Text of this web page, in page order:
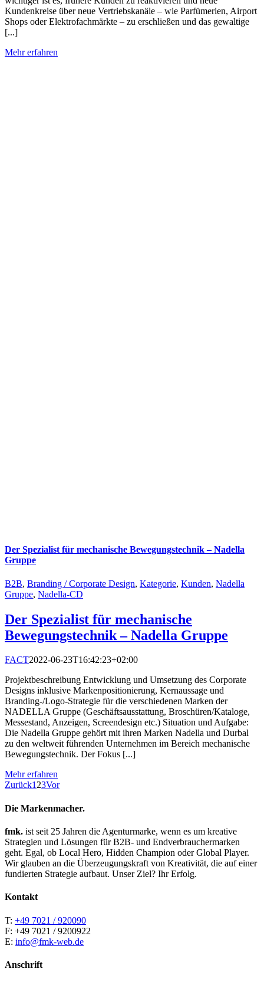
Kundenkreise über neue Vertriebskanäle – wie Parfümerien, Airport
Shops oder Elektrofachmärkte – zu erschließen und das gewaltige
[...]
Mehr erfahren
Der Spezialist für mechanische Bewegungstechnik – Nadella
Gruppe
B2B, Branding / Corporate Design, Kategorie, Kunden, Nadella
Gruppe, Nadella-CD
Der Spezialist für mechanische
Bewegungstechnik – Nadella Gruppe
FACT2022-06-23T16:42:23+02:00
Projektbeschreibung Entwicklung und Umsetzung des Corporate
Designs inklusive Markenpositionierung, Kernaussage und
Branding-/Logo-Strategie für die verschiedenen Marken der
NADELLA Gruppe (Geschäftsausstattung, Broschüren/Kataloge,
Messestand, Anzeigen, Screendesign etc.) Situation und Aufgabe:
Die Nadella Gruppe gehört mit ihren Marken Nadella und Durbal
zu den weltweit führenden Unternehmen im Bereich mechanische
Bewegungstechnik. Der Fokus [...]
Mehr erfahren
Zurück123Vor
Die Markenmacher.
fmk. ist seit 25 Jahren die Agenturmarke, wenn es um kreative
Strategien und Lösungen für B2B- und Endverbrauchermarken
geht. Egal, ob Local Hero, Hidden Champion oder Global Player.
Wir glauben an die Überzeugungskraft von Kreativität, die auf einer
fundierten Strategie aufbaut. Unser Ziel? Ihr Erfolg.
Kontakt
T: +49 7021 / 920090
F: +49 7021 / 9200922
E: info@fmk-web.de
Anschrift